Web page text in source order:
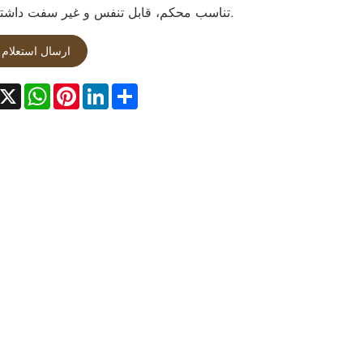
تناسب محکم، قابل تنفس و غیر سفت داشته باشد.
ارسال استعلام
X WhatsApp
PinterestLinkedInShare